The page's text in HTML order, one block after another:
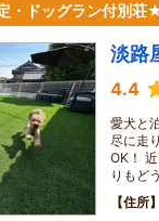
・ドッグラン付別荘
淡路
4.4
愛犬と
尽に走
OK！
りもど
住所